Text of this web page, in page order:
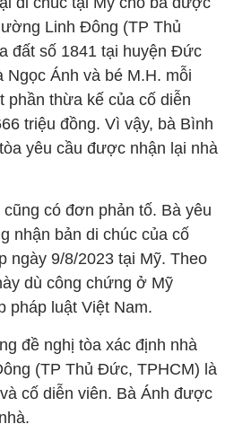
Linh Đông (TP Thủ
đất số 1841 tại huyện Đức
Ngọc Ánh và bé M.H. mỗi
thừa kế của cố diễn
triệu đồng. Vì vậy, bà Bình
yêu cầu được nhận lại nhà
có đơn phản tố. Bà yêu
nhận bản di chúc của cố
ngày 9/8/2023 tại Mỹ. Theo
dù công chứng ở Mỹ
pháp luật Việt Nam.
đề nghị tòa xác định nhà
(TP Thủ Đức, TPHCM) là
cố diễn viên. Bà Ánh được